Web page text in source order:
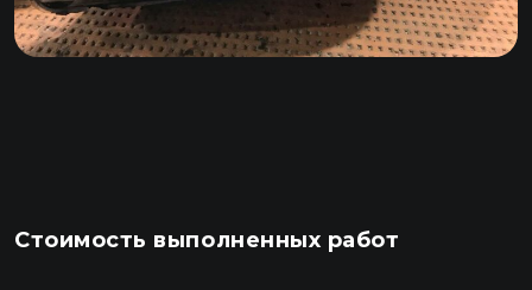
Стоимость выполненных работ